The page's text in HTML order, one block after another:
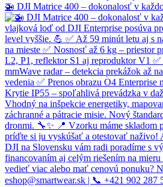
🚁 DJI Matrice 400 – dokonalosť v